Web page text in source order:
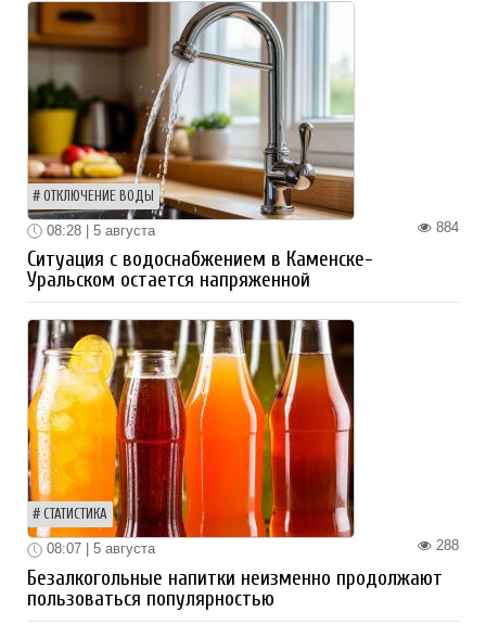
ОТКЛЮЧЕНИЕ ВОДЫ
884
08:28 | 5 августа
Ситуация с водоснабжением в Каменске-
Уральском остается напряженной
СТАТИСТИКА
288
08:07 | 5 августа
Безалкогольные напитки неизменно продолжают
пользоваться популярностью